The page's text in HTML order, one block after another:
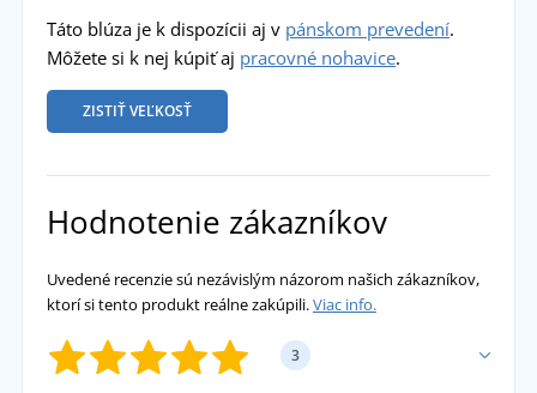
Táto blúza je k dispozícii aj v pánskom prevedení.
Môžete si k nej kúpiť aj pracovné nohavice.
ZISTIŤ VEĽKOSŤ
Hodnotenie zákazníkov
Uvedené recenzie sú nezávislým názorom našich zákazníkov,
ktorí si tento produkt reálne zakúpili.Viac info.
3